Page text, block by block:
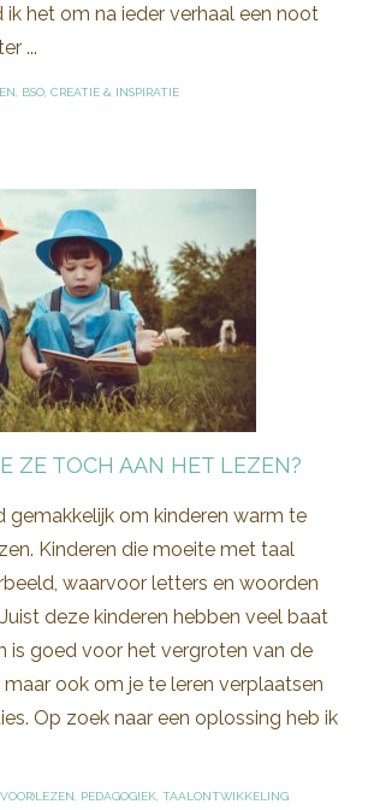
het om na ieder verhaal een noot
...
BSO CREATIE & INSPIRATIE
ZE TOCH AAN HET LEZEN?
gemakkelijk om kinderen warm te
Kinderen die moeite met taal
waarvoor letters en woorden
deze kinderen hebben veel baat
is goed voor het vergroten van de
ook om je te leren verplaatsen
Op zoek naar een oplossing heb ik
PEDAGOGIEK TAALONTWIKKELING